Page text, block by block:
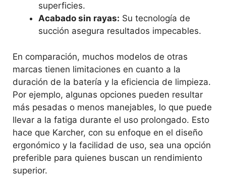
superficies.
Acabado sin rayas: Su tecnología de
succión asegura resultados impecables.
En comparación, muchos modelos de otras
marcas tienen limitaciones en cuanto a la
duración de la batería y la eficiencia de limpieza.
Por ejemplo, algunas opciones pueden resultar
más pesadas o menos manejables, lo que puede
llevar a la fatiga durante el uso prolongado. Esto
hace que Karcher, con su enfoque en el diseño
ergonómico y la facilidad de uso, sea una opción
preferible para quienes buscan un rendimiento
superior.